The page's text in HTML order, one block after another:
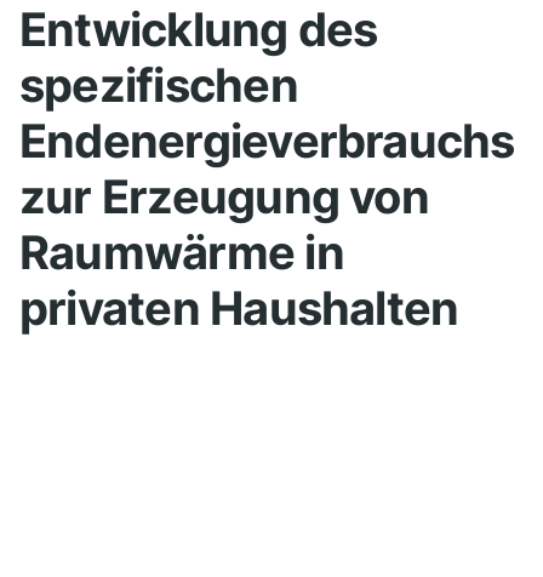
Entwicklung des
spezifischen
Endenergieverbrauchs
zur Erzeugung von
Raumwärme in
privaten Haushalten